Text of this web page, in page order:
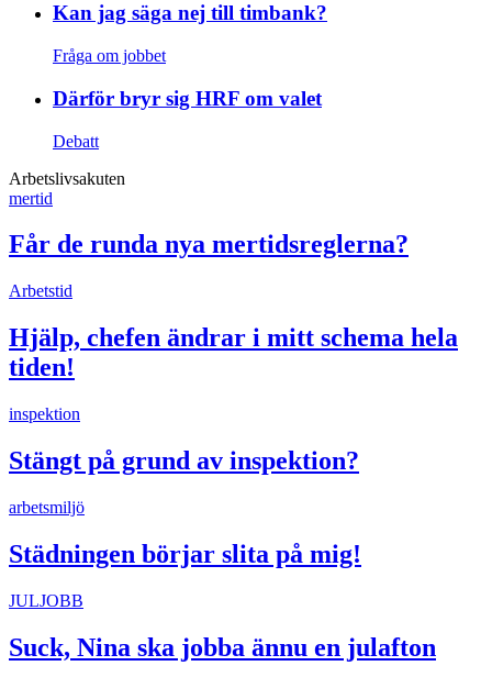
Kan jag säga nej till timbank?
Fråga om jobbet
Därför bryr sig HRF om valet
Debatt
Arbetslivsakuten
mertid
Får de runda nya mertidsreglerna?
Arbetstid
Hjälp, chefen ändrar i mitt schema hela
tiden!
inspektion
Stängt på grund av inspektion?
arbetsmiljö
Städningen börjar slita på mig!
JULJOBB
Suck, Nina ska jobba ännu en julafton